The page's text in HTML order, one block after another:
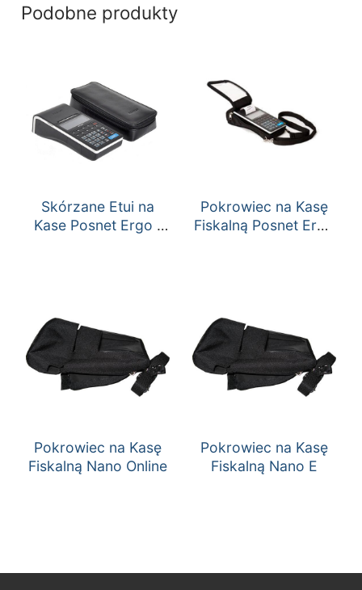
Podobne produkty
Skórzane Etui na
Kase Posnet Ergo /
Pokrowiec na Kasę
Fiskalną Posnet Ergo
Pokrowiec na Kasę
Fiskalną Nano Online
Pokrowiec na Kasę
Fiskalną Nano E